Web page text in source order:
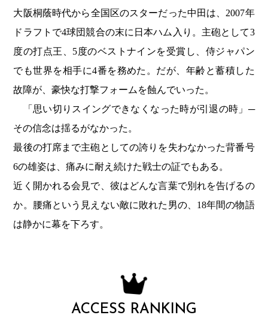
大阪桐蔭時代から全国区のスターだった中田は、2007年
ドラフトで4球団競合の末に日本ハム入り。主砲として3
度の打点王、5度のベストナインを受賞し、侍ジャパン
でも世界を相手に4番を務めた。だが、年齢と蓄積した
故障が、豪快な打撃フォームを蝕んでいった。
「思い切りスイングできなくなった時が引退の時」─
その信念は揺るがなかった。
最後の打席まで主砲としての誇りを失わなかった背番号
6の雄姿は、痛みに耐え続けた戦士の証でもある。
近く開かれる会見で、彼はどんな言葉で別れを告げるの
か。腰痛という見えない敵に敗れた男の、18年間の物語
は静かに幕を下ろす。
ACCESS RANKING